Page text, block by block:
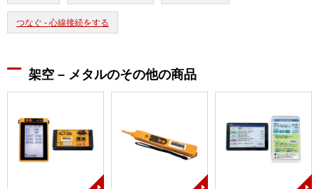
つなぐ - 心線接続をする
架空 – メタルのその他の商品